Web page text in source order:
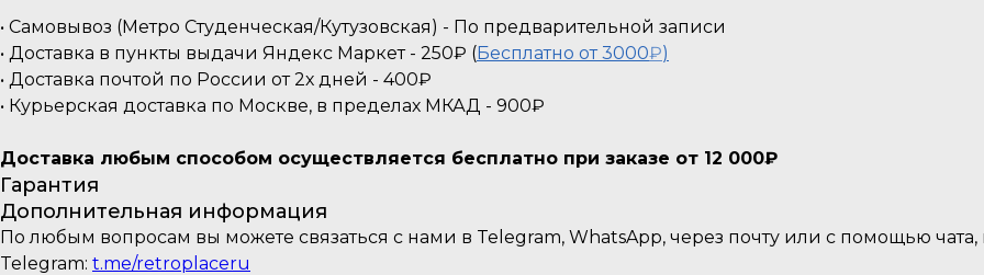
• Самовывоз (Метро Студенческая/Кутузовская) - По предварительной записи
• Доставка в пункты выдачи Яндекс Маркет - 250₽ (Бесплатно от 3000₽)
• Доставка почтой по России от 2х дней - 400₽
• Курьерская доставка по Москве, в пределах МКАД - 900₽
Доставка любым способом осуществляется бесплатно при заказе от 12 000₽
Гарантия
Дополнительная информация
По любым вопросам вы можете связаться с нами в Telegram, WhatsApp, через почту или с помощью чата,
Telegram: t.me/retroplaceru